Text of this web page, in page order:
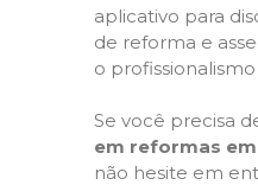
aplicativo para
de reforma e
o
Se você precisa
em reformas em
não hesite em